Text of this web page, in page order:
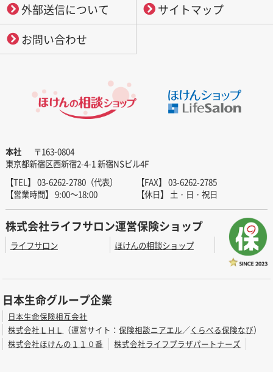
外部送信について
サイトマップ
お問い合わせ
本社
〒163-0804
東京都新宿区西新宿2-4-1 新宿NSビル4F
【TEL】 03-6262-2780（代表）
【FAX】 03-6262-2785
【営業時間】 9:00～18:00
【休日】 土・日・祝日
株式会社ライフサロン運営保険ショップ
ライフサロン ほけんの相談ショップ
日本生命グループ企業
日本生命保険相互会社
株式会社ＬＨＬ （運営サイト：保険相談ニアエル／くらべる保険なび）
株式会社ほけんの１１０番
株式会社ライフプラザパートナーズ